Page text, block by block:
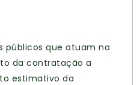
públicos que atuam na
da contratação a
estimativo da